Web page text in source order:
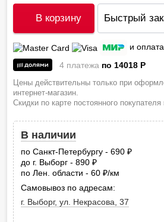
В корзину Быстрый
и
4 платежа по 14018 P
Цены действительны только при
интернет-магазин.
Скидки по карте постоянного
В наличии
по Санкт-Петербургу - 690
до г. Выборг - 890
по Лен. области - 60
руб.
/км
Самовывоз по адресам:
г. Выборг, ул. Некрасова, 37